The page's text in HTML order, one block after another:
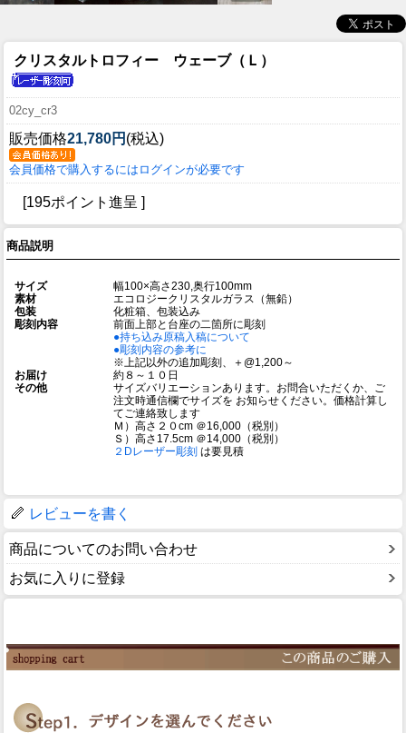
クリスタルトロフィー ウェーブ（Ｌ）
02cy_cr3
販売価格21,780円 (税込)
会員価格で購入するにはログインが必要です
[195ポイント進呈 ]
商品説明
サイズ
幅100×高さ230,奥行100mm
素材
エコロジークリスタルガラス（無鉛）
包装
化粧箱、包装込み
彫刻内容
前面上部と台座の二箇所に彫刻
●持ち込み原稿入稿について
●彫刻内容の参考に
※上記以外の追加彫刻、＋@1,200～
お届け
約８～１０日
その他
サイズバリエーションあります。お問合いただくか、ご
注文時通信欄でサイズを お知らせください。価格計算し
てご連絡致します
Ｍ）高さ２０cm ＠16,000 （税別）
Ｓ）高さ17.5cm ＠14,000 （税別）
２Dレーザー彫刻 は要見積
レビューを書く
商品についてのお問い合わせ
お気に入りに登録